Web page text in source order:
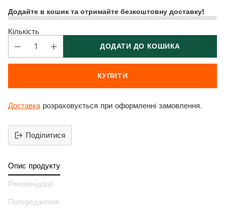
Додайте в кошик та отримайте безкоштовну доставку!
Кількість
ДОДАТИ ДО КОШИКА
КУПИТИ
Доставкарозраховується при оформленні замовлення.
Поділитися
продукт
до
вашего
Опис продукту
Рекомендації
Попередження